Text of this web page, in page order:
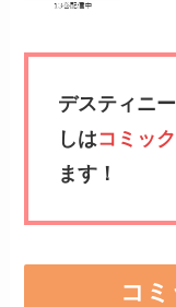
デスティニ
しはコミッ
ます！
コ